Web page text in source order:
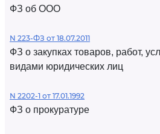
ФЗ об ООО
N 223-ФЗ от 18.07.2011
ФЗ о закупках товаров, работ,
видами юридических лиц
N 2202-1 от 17.01.1992
ФЗ о прокуратуре